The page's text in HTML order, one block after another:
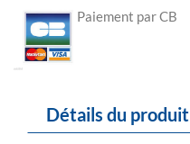
Paiement par CB
Détails du produit